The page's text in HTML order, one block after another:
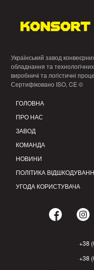
Український завод
обладнання та
виробничі та логістичні
Сертифіковано ISO, CE ©
ГОЛОВНА
ПРО НАС
ЗАВОД
КОМАНДА
НОВИНИ
ПОЛІТИКА
УГОДА КОРИСТУВАЧА
+38
+38